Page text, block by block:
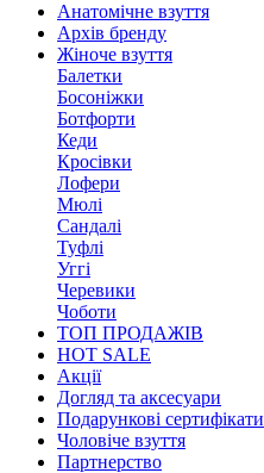
Анатомічне взуття
Архів бренду
Жіноче взуття
Балетки
Босоніжки
Ботфорти
Кеди
Кросівки
Лофери
Мюлі
Сандалі
Туфлі
Уггі
Черевики
Чоботи
ТОП ПРОДАЖІВ
HOT SALE
Акції
Догляд та аксесуари
Подарункові сертифікати
Чоловіче взуття
Партнерство